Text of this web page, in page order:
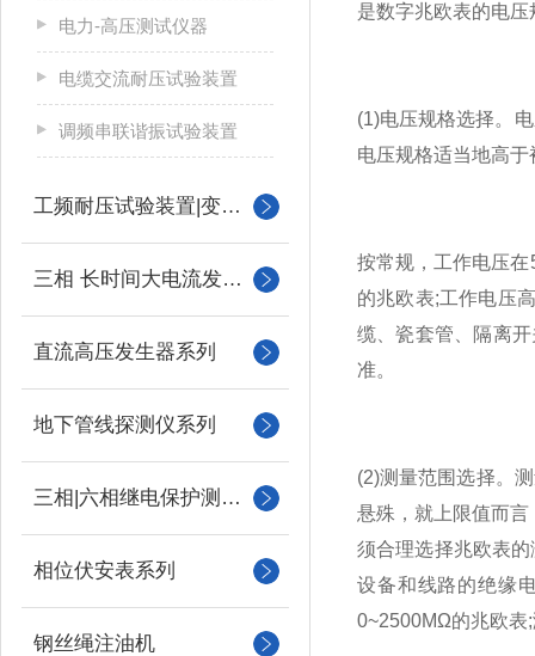
电力-高压测试仪器
电缆交流耐压试验装置
调频串联谐振试验装置
工频耐压试验装置|变压器
三相 长时间大电流发生器
直流高压发生器系列
地下管线探测仪系列
三相|六相继电保护测试仪
相位伏安表系列
钢丝绳注油机
是数字兆欧表的电
(1)电压规格选择。
电压规格适当地高
按常规，工作电压
的兆欧表;工作电压
缆、瓷套管、隔离
准。
(2)测量范围选择。
悬殊，就上限值而
须合理选择兆欧表
设备和线路的绝缘
0~2500MΩ的兆欧表